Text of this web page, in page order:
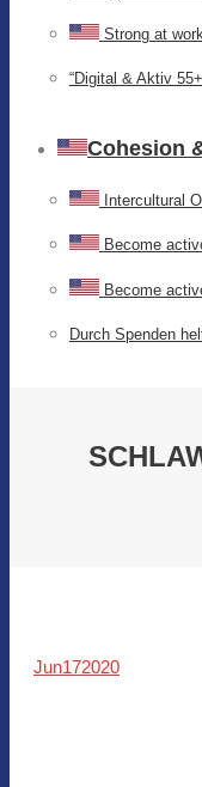
Strong at
“Digital & Aktiv
Cohesion
Intercultural
Become
Become
Durch Spenden
Jun172020